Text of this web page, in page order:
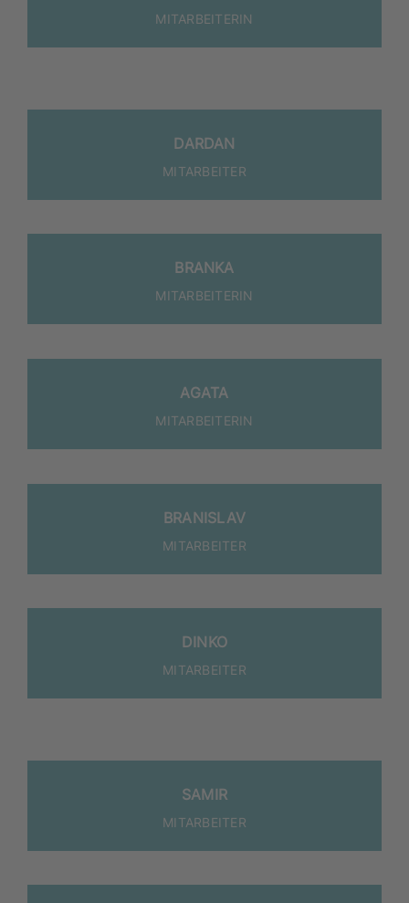
MIT­AR­BEI­TE­RIN
DAR­DAN
MITARBEITER
BRAN­KA
MIT­AR­BEI­TE­RIN
AGA­TA
MIT­AR­BEI­TE­RIN
BRA­NIS­LAV
MITARBEITER
DIN­KO
MITARBEITER
SAMIR
MITARBEITER